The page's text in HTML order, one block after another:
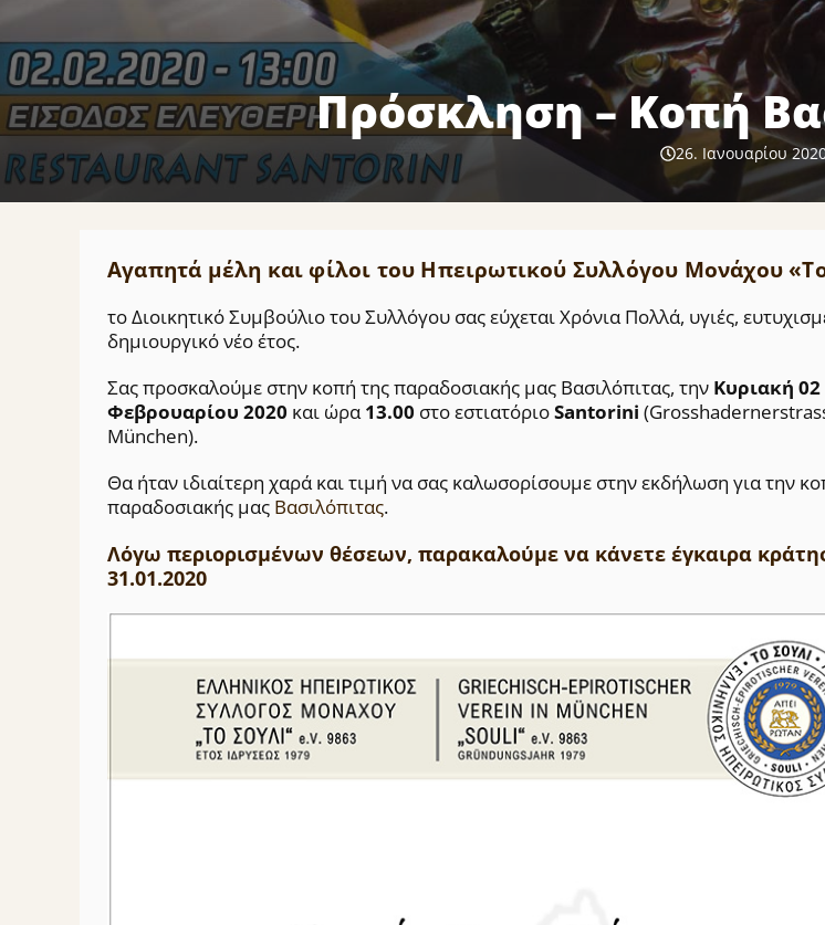
Πρόσκληση – Κοπή
26. Ιανουαρίου
Αγαπητά μέλη και φίλοι του Ηπειρωτικού Συλλόγου Μονάχου
το Διοικητικό Συμβούλιο του Συλλόγου σας εύχεται Χρόνια Πολλά, υγιές,
δημιουργικό νέο έτος.
Σας προσκαλούμε στην κοπή της παραδοσιακής μας Βασιλόπιτας, την Κυριακή 02
Φεβρουαρίου 2020 και ώρα13.00 στο εστιατόριοSantorini
München).
Θα ήταν ιδιαίτερη χαρά και τιμή να σας καλωσορίσουμε στην εκδήλωση για την
παραδοσιακής μας Βασιλόπιτας.
Λόγω περιορισμένων θέσεων, παρακαλούμε να κάνετε έγκαιρα
31.01.2020